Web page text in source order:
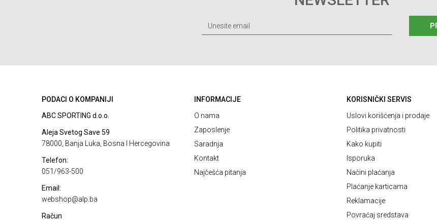
PODACI O KOMPANIJI
ABC SPORTING d.o.o.
Aleja Svetog Save 59
78000, Banja Luka, Bosna I Hercegovina
Telefon:
051/963-500
Email:
webshop@alp.ba
Račun
INFORMACIJE
O nama
Zaposlenje
Saradnja
Kontakt
Najčešća pitanja
KORISNIČKI SERVIS
Uslovi korišćenja i prodaje
Politika privatnosti
Kako kupiti
Isporuka
Načini plaćanja
Plaćanje karticama
Reklamacije
Povraćaj sredstava